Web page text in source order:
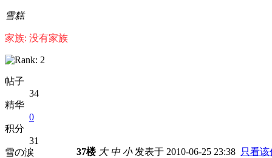
雪糕
家族: 没有家族
帖子
34
精华
0
积分
31
雪の涙
37楼 大 中 小发表于 2010-06-25 23:38 只看该